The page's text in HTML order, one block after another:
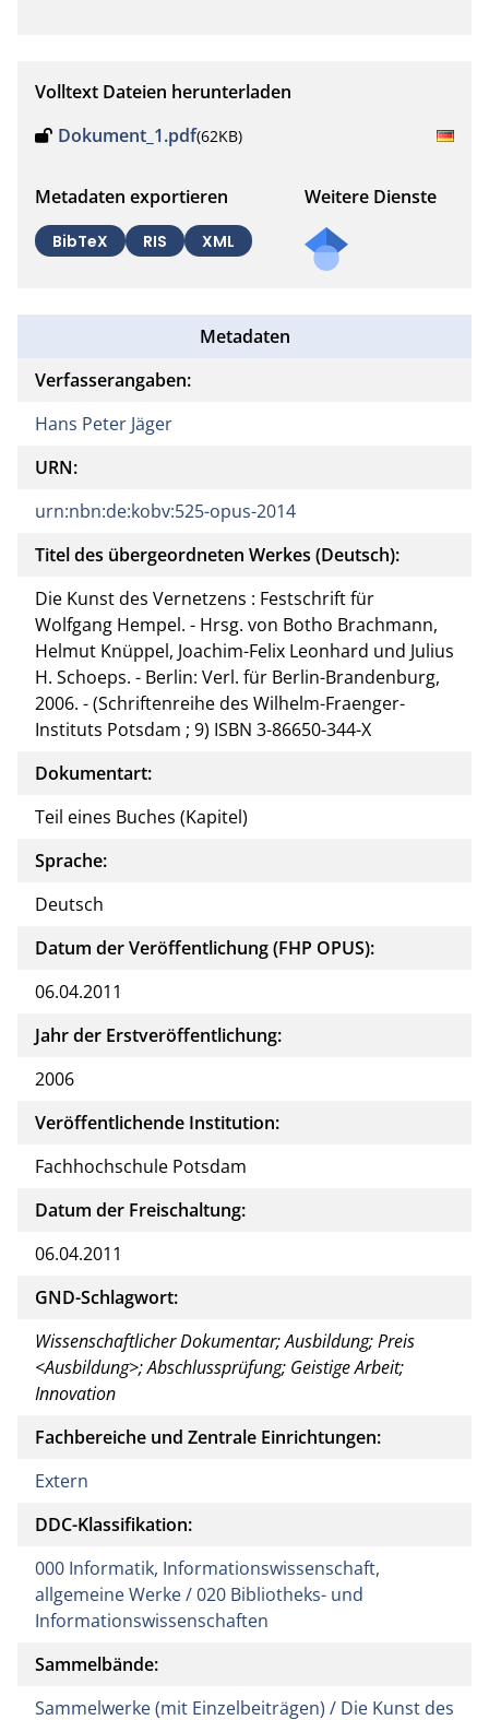
Volltext Dateien herunterladen
Dokument_1.pdf(62KB)
Metadaten exportieren
BibTeX RIS XML
Weitere Dienste
Metadaten
Verfasserangaben:
Hans Peter Jäger
URN:
urn:nbn:de:kobv:525-opus-2014
Titel des übergeordneten Werkes (Deutsch):
Die Kunst des Vernetzens : Festschrift für
Wolfgang Hempel. - Hrsg. von Botho Brachmann,
Helmut Knüppel, Joachim-Felix Leonhard und Julius
H. Schoeps. - Berlin: Verl. für Berlin-Brandenburg,
2006. - (Schriftenreihe des Wilhelm-Fraenger-
Instituts Potsdam ; 9) ISBN 3-86650-344-X
Dokumentart:
Teil eines Buches (Kapitel)
Sprache:
Deutsch
Datum der Veröffentlichung (FHP OPUS):
06.04.2011
Jahr der Erstveröffentlichung:
2006
Veröffentlichende Institution:
Fachhochschule Potsdam
Datum der Freischaltung:
06.04.2011
GND-Schlagwort:
Wissenschaftlicher Dokumentar; Ausbildung; Preis
<Ausbildung>; Abschlussprüfung; Geistige Arbeit;
Innovation
Fachbereiche und Zentrale Einrichtungen:
Extern
DDC-Klassifikation:
000 Informatik, Informationswissenschaft,
allgemeine Werke / 020 Bibliotheks- und
Informationswissenschaften
Sammelbände:
Sammelwerke (mit Einzelbeiträgen) / Die Kunst des